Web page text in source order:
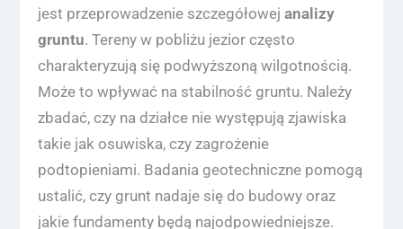
jest przeprowadzenie szczegółowej analizy
gruntu. Tereny w pobliżu jezior często
charakteryzują się podwyższoną wilgotnością.
Może to wpływać na stabilność gruntu. Należy
zbadać, czy na działce nie występują zjawiska
takie jak osuwiska, czy zagrożenie
podtopieniami. Badania geotechniczne pomogą
ustalić, czy grunt nadaje się do budowy oraz
jakie fundamenty będą najodpowiedniejsze.